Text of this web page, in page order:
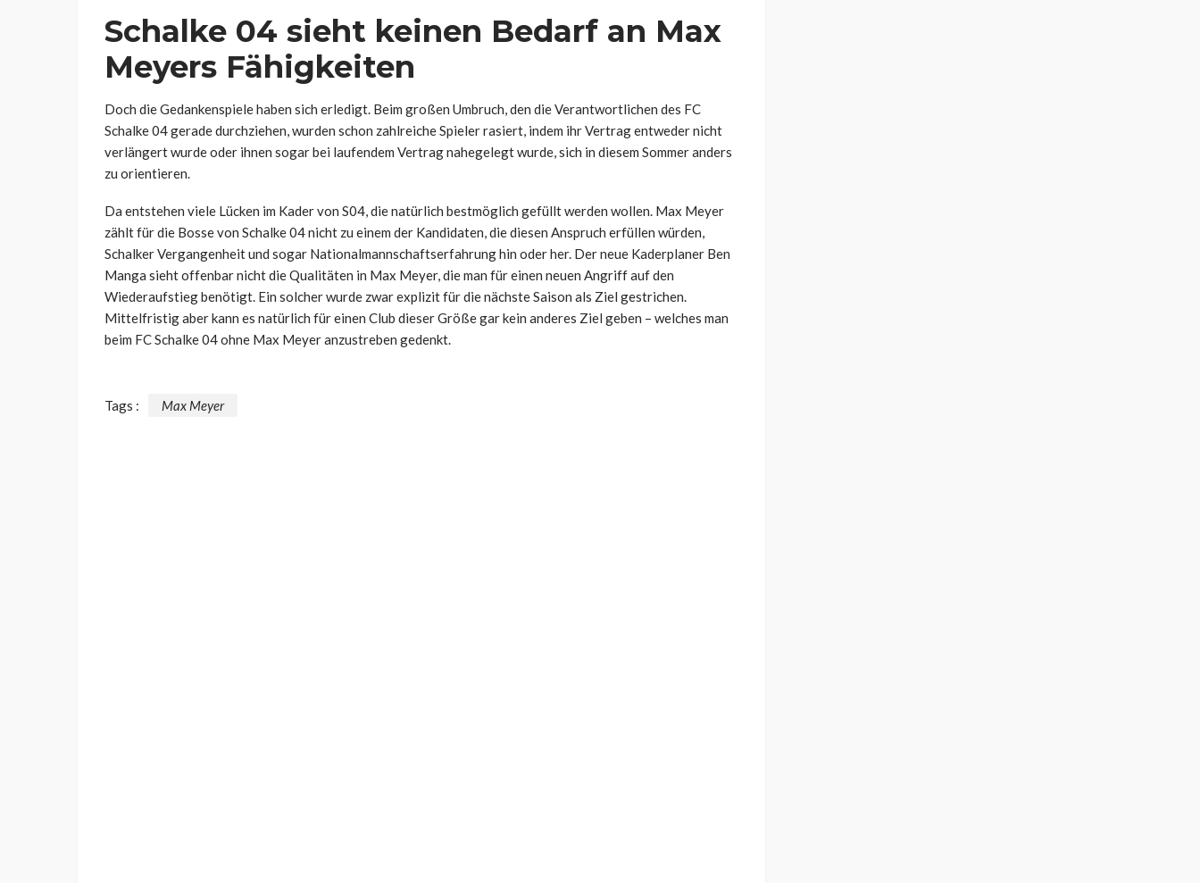
Schalke 04 sieht keinen Bedarf an Max
Meyers Fähigkeiten
Doch die Gedankenspiele haben sich erledigt. Beim großen Umbruch, den die Verantwortlichen des FC
Schalke 04 gerade durchziehen, wurden schon zahlreiche Spieler rasiert, indem ihr Vertrag entweder nicht
verlängert wurde oder ihnen sogar bei laufendem Vertrag nahegelegt wurde, sich in diesem Sommer anders
zu orientieren.
Da entstehen viele Lücken im Kader von S04, die natürlich bestmöglich gefüllt werden wollen. Max Meyer
zählt für die Bosse von Schalke 04 nicht zu einem der Kandidaten, die diesen Anspruch erfüllen würden,
Schalker Vergangenheit und sogar Nationalmannschaftserfahrung hin oder her. Der neue Kaderplaner Ben
Manga sieht offenbar nicht die Qualitäten in Max Meyer, die man für einen neuen Angriff auf den
Wiederaufstieg benötigt. Ein solcher wurde zwar explizit für die nächste Saison als Ziel gestrichen.
Mittelfristig aber kann es natürlich für einen Club dieser Größe gar kein anderes Ziel geben – welches man
beim FC Schalke 04 ohne Max Meyer anzustreben gedenkt.
Tags : Max Meyer